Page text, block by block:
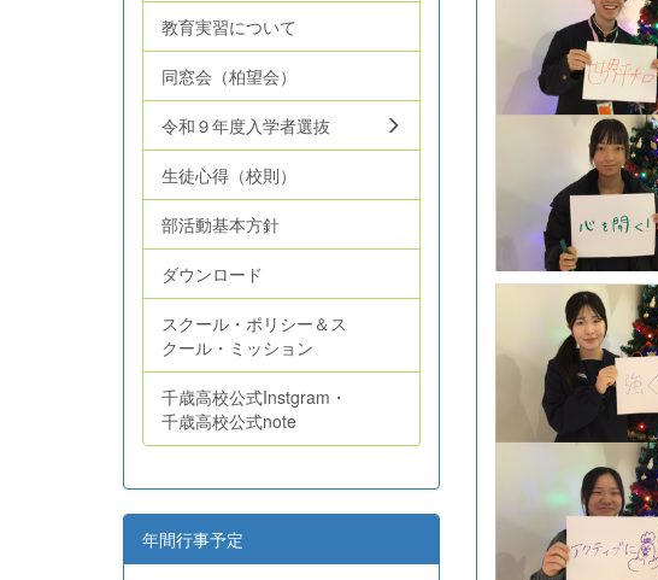
教育実習について
同窓会（柏望会）
令和９年度入学者選抜
生徒心得（校則）
部活動基本方針
ダウンロード
スクール・ポリシー＆ス
クール・ミッション
千歳高校公式Instgram・
千歳高校公式note
年間行事予定